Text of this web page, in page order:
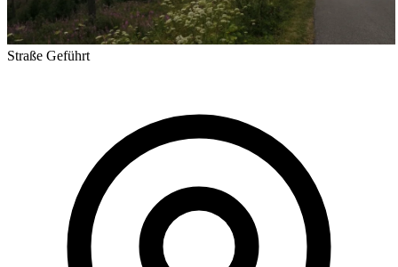
Straße Geführt